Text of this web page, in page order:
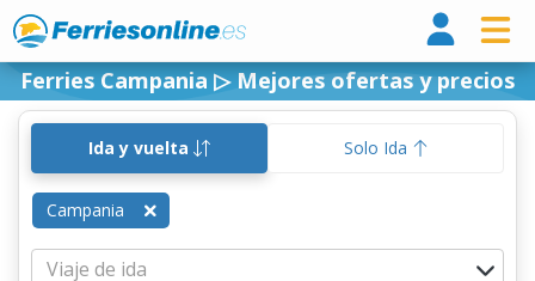
Ferries Campania ▷ Mejores ofertas y precios
Ida y vuelta Solo Ida
Campania